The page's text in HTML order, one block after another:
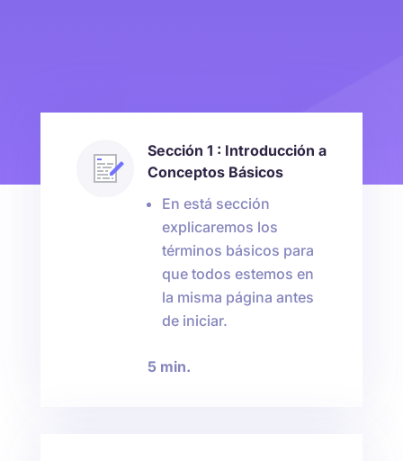
Sección 1 : Introducción a
Conceptos Básicos
En está sección
explicaremos los
términos básicos para
que todos estemos en
la misma página antes
de iniciar.
5 min.